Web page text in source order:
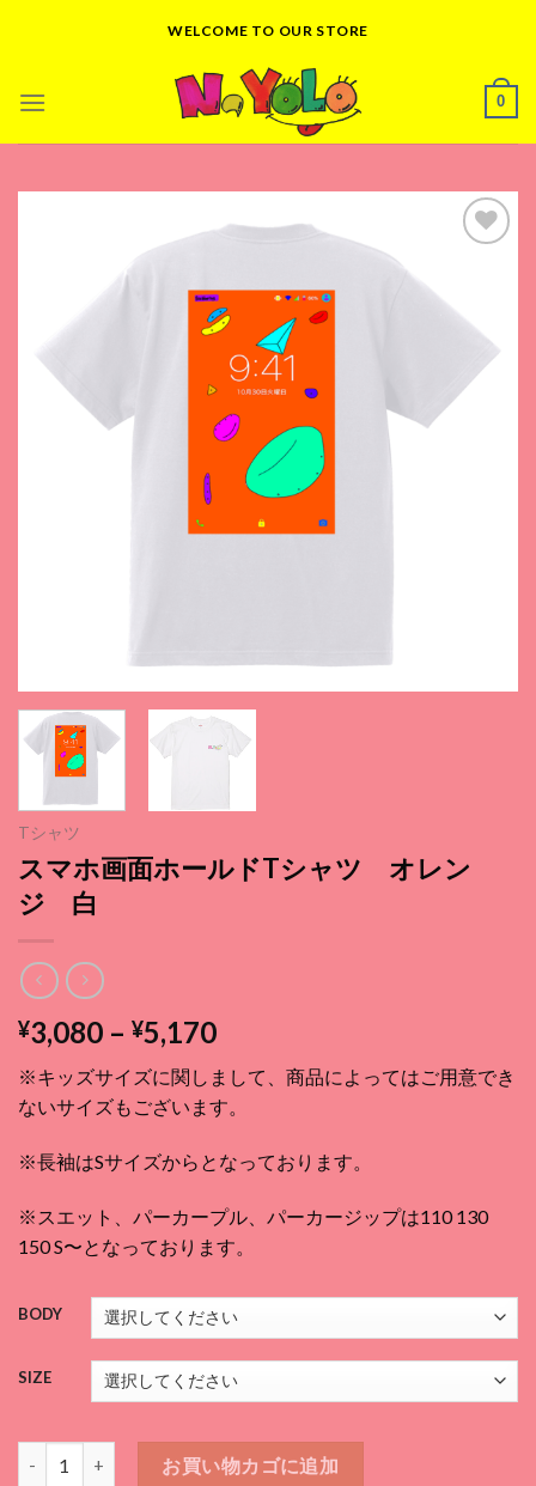
WELCOME TO OUR STORE
0
Add to
wishlist
Tシャツ
スマホ画面ホールドTシャツ オレン
ジ 白
¥3,080 – ¥5,170価
帯:
¥3,080
–
¥5,170
※キッズサイズに関しまして、商品によってはご用意でき
ないサイズもございます。
※長袖はSサイズからとなっております。
※スエット、パーカープル、パーカージップは110 130
150 S〜となっております。
BODY
SIZE
スマホ画面ホールドTシャツ オレンジ 白個
お買い物カゴに追加